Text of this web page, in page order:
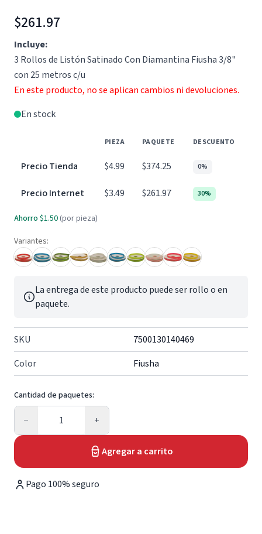
$261.97
Incluye:
3 Rollos de Listón Satinado Con Diamantina Fiusha 3/8"
con 25 metros c/u
En este producto, no se aplican cambios ni devoluciones.
En stock
PIEZA PAQUETE DESCUENTO
Precio Tienda $4.99 $374.25 0%
Precio Internet $3.49 $261.97 30%
Ahorro $1.50 (por pieza)
Variantes:
La entrega de este producto puede ser rollo o en
paquete.
SKU
7500130140469
Color
Fiusha
Cantidad de paquetes:
−
Cantidad
+
Agregar a carrito
Pago 100% seguro